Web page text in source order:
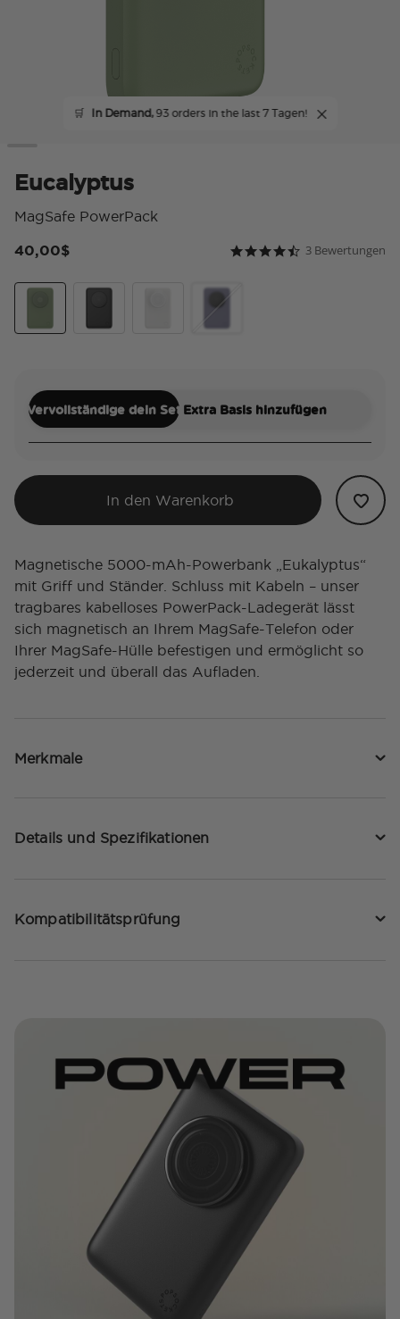
🛒 In Demand,93 orders in the last 7 Tagen!
Eucalyptus
MagSafe PowerPack
5 von 5
4.7 star rating3 Bewertungen
40,00$
Vervollständige dein Set Extra Basis hinzufügen
In den Warenkorb
Magnetische 5000-mAh-Powerbank „Eukalyptus“
mit Griff und Ständer. Schluss mit Kabeln – unser
tragbares kabelloses PowerPack-Ladegerät lässt
sich magnetisch an Ihrem MagSafe-Telefon oder
Ihrer MagSafe-Hülle befestigen und ermöglicht so
jederzeit und überall das Aufladen.
Merkmale
Details und Spezifikationen
Kompatibilitätsprüfung